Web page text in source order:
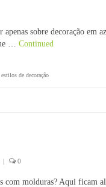
sobre decoração em
… Continued
estilos de decoração
| 0
com molduras? Aqui ficam